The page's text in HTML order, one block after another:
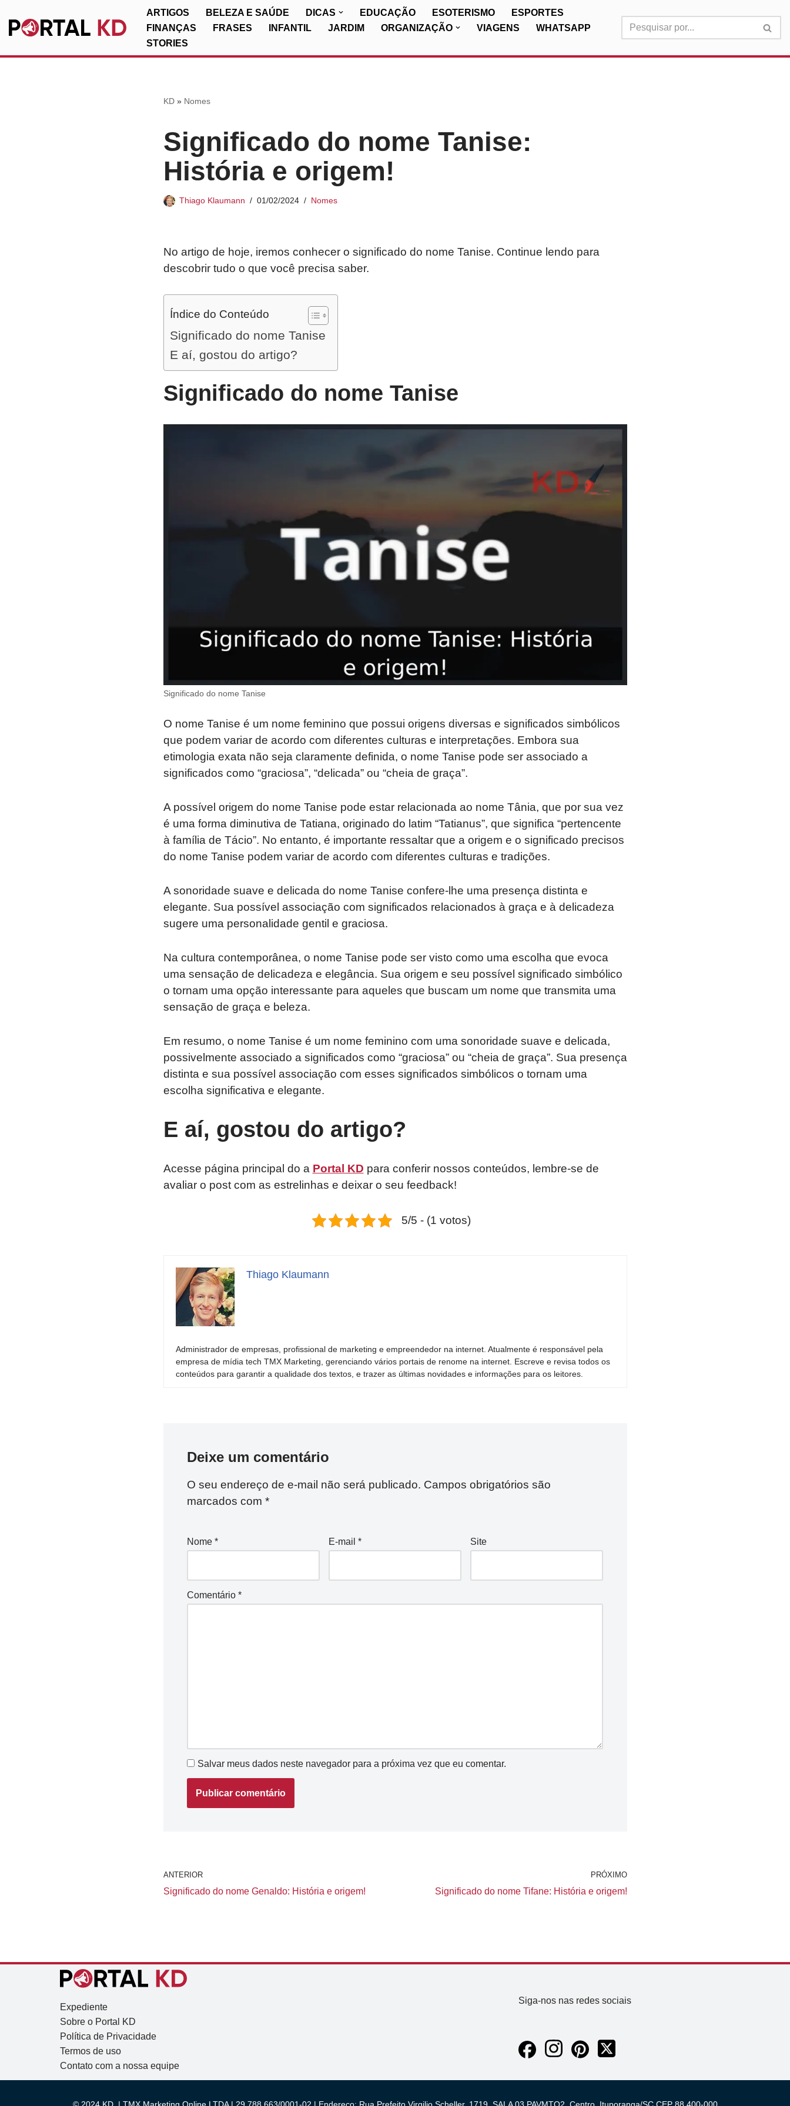
Pular
ARTIGOS BELEZA E SAÚDE DICAS EDUCAÇÃO ESOTERISMO
ESPORTES
FINANÇAS
FRASES INFANTIL JARDIM ORGANIZAÇÃO VIAGENS
WHATSAPP
STORIES
KD» Nomes
Significado do nome Tanise:
História e origem!
Thiago Klaumann 01/02/2024 Nomes
No artigo de hoje, iremos conhecer o significado do nome Tanise. Continue lendo para
descobrir tudo o que você precisa saber.
Índice do Conteúdo
Significado do nome Tanise
E aí, gostou do artigo?
Significado do nome Tanise
Significado do nome Tanise
O nome Tanise é um nome feminino que possui origens diversas e significados simbólicos
que podem variar de acordo com diferentes culturas e interpretações. Embora sua
etimologia exata não seja claramente definida, o nome Tanise pode ser associado a
significados como “graciosa”, “delicada” ou “cheia de graça”.
A possível origem do nome Tanise pode estar relacionada ao nome Tânia, que por sua vez
é uma forma diminutiva de Tatiana, originado do latim “Tatianus”, que significa “pertencente
à família de Tácio”. No entanto, é importante ressaltar que a origem e o significado precisos
do nome Tanise podem variar de acordo com diferentes culturas e tradições.
A sonoridade suave e delicada do nome Tanise confere-lhe uma presença distinta e
elegante. Sua possível associação com significados relacionados à graça e à delicadeza
sugere uma personalidade gentil e graciosa.
Na cultura contemporânea, o nome Tanise pode ser visto como uma escolha que evoca
uma sensação de delicadeza e elegância. Sua origem e seu possível significado simbólico
o tornam uma opção interessante para aqueles que buscam um nome que transmita uma
sensação de graça e beleza.
Em resumo, o nome Tanise é um nome feminino com uma sonoridade suave e delicada,
possivelmente associado a significados como “graciosa” ou “cheia de graça”. Sua presença
distinta e sua possível associação com esses significados simbólicos o tornam uma
escolha significativa e elegante.
E aí, gostou do artigo?
Acesse página principal do a Portal KD para conferir nossos conteúdos, lembre-se de
avaliar o post com as estrelinhas e deixar o seu feedback!
5/5 - (1 votos)
Thiago Klaumann
Administrador de empresas, profissional de marketing e empreendedor na internet. Atualmente é responsável pela
empresa de mídia tech TMX Marketing, gerenciando vários portais de renome na internet. Escreve e revisa todos os
conteúdos para garantir a qualidade dos textos, e trazer as últimas novidades e informações para os leitores.
Deixe um comentário
O seu endereço de e-mail não será publicado. Campos obrigatórios são
marcados com *
Nome * E-mail * Site
Comentário *
Salvar meus dados neste navegador para a próxima vez que eu comentar.
ANTERIOR
Significado do nome Genaldo: História e origem!
PRÓXIMO
Significado do nome Tifane: História e origem!
Expediente
Sobre o Portal KD
Política de Privacidade
Termos de uso
Contato com a nossa equipe
Siga-nos nas redes sociais